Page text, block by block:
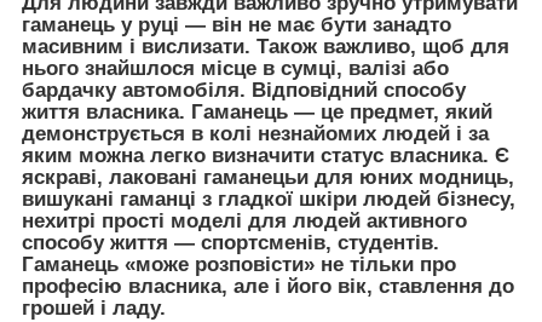
гаманець у руці — він не має бути занадто
масивним і вислизати. Також важливо, щоб для
нього знайшлося місце в сумці, валізі або
бардачку автомобіля. Відповідний способу
життя власника. Гаманець — це предмет, який
демонструється в колі незнайомих людей і за
яким можна легко визначити статус власника. Є
яскраві, лаковані гаманецьи для юних модниць,
вишукані гаманці з гладкої шкіри людей бізнесу,
нехитрі прості моделі для людей активного
способу життя — спортсменів, студентів.
Гаманець «може розповісти» не тільки про
професію власника, але і його вік, ставлення до
грошей і ладу.